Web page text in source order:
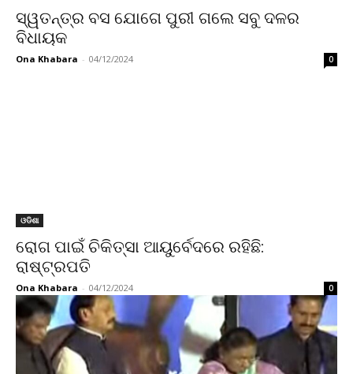
ସ୍ୱତନ୍ତ୍ର ବସ ଯୋଗେ ପୁରୀ ଗଲେ ସବୁ ଦଳର
ବିଧାୟକ
Ona Khabara - 04/12/2024 0
ଓଡିଶା
ରୋଗ ପାଇଁ ଚିକିତ୍ସା ଆୟୁର୍ବେଦରେ ରହିଛି:
ରାଷ୍ଟ୍ରପତି
Ona Khabara - 04/12/2024 0